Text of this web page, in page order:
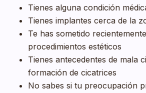
Tienes alguna condición
Tienes implantes cerca de la
Te has sometido
procedimientos estéticos
Tienes antecedentes de mala
formación de cicatrices
No sabes si tu preocupación